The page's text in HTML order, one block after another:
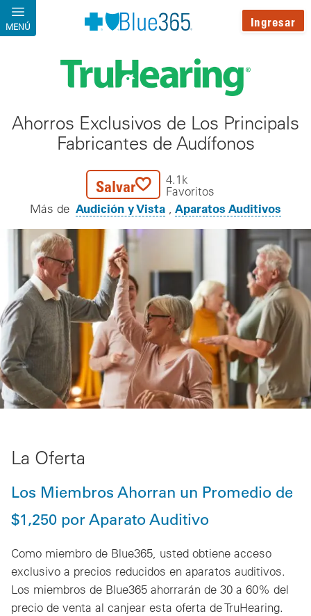
Pasar al contenido principal
MENÚ Ingresar
Ahorros Exclusivos de Los Principals
Fabricantes de Audífonos
Salvar
4.1k
Favoritos
Más de Audición y Vista Aparatos Auditivos
La Oferta
Los Miembros Ahorran un Promedio de
$1,250 por Aparato Auditivo
Como miembro de Blue365, usted obtiene acceso
exclusivo a precios reducidos en aparatos auditivos.
Los miembros de Blue365 ahorrarán de 30 a 60% del
precio de venta al canjear esta oferta de TruHearing.